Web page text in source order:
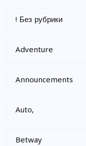
! Без рубрики
Adventure
Announcements
Auto,
Betway